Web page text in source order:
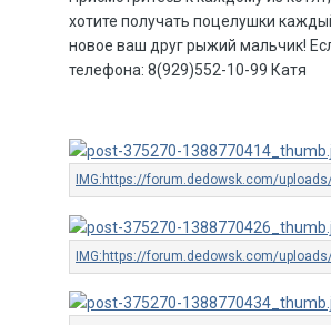
хотите получать поцелушки
новое ваш друг рыжий мальчик!
телефона: 8(929)552-10-99 Катя